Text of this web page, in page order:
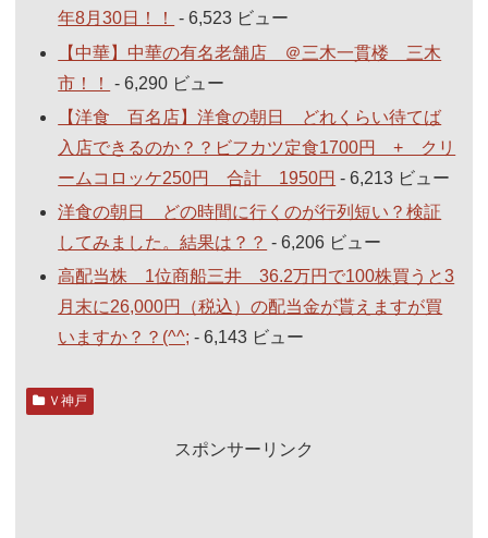
年8月30日！！
- 6,523 ビュー
【中華】中華の有名老舗店 ＠三木一貫楼 三木
市！！
- 6,290 ビュー
【洋食 百名店】洋食の朝日 どれくらい待てば
入店できるのか？？ビフカツ定食1700円 + クリ
ームコロッケ250円 合計 1950円 - 6,213 ビュー
洋食の朝日 どの時間に行くのが行列短い？検証
してみました。結果は？？ - 6,206 ビュー
高配当株 1位商船三井 36.2万円で100株買うと3
月末に26,000円（税込）の配当金が貰えますが買
いますか？？(^^; - 6,143 ビュー
Ｖ神戸
スポンサーリンク